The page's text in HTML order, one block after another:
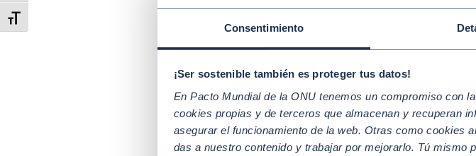
Consentimiento
¡Ser sostenible también es proteger tus datos!
En Pacto Mundial de la ONU tenemos un compromiso con
cookies propias y de terceros que almacenan y recuperan
asegurar el funcionamiento de la web. Otras como cookies
das a nuestro contenido y trabajar por mejorarlo. Tú
Alternar tamaño de letra
A su vez, aumentar la producción
terrestres, como la tala de bosques
(ODS 6).
En este sentido, es importante
los recursos pesqueros mundiales
mismos.
Una herramienta clave contra el